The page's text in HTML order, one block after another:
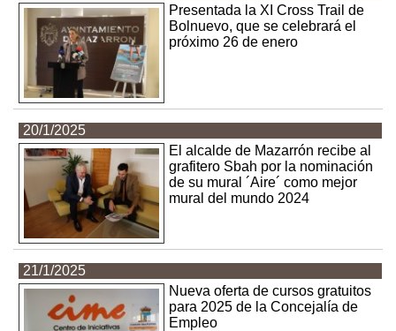
Presentada la XI Cross Trail de
Bolnuevo, que se celebrará el
próximo 26 de enero
20/1/2025
El alcalde de Mazarrón recibe al
grafitero Sbah por la nominación
de su mural ´Aire´ como mejor
mural del mundo 2024
21/1/2025
Nueva oferta de cursos gratuitos
para 2025 de la Concejalía de
Empleo